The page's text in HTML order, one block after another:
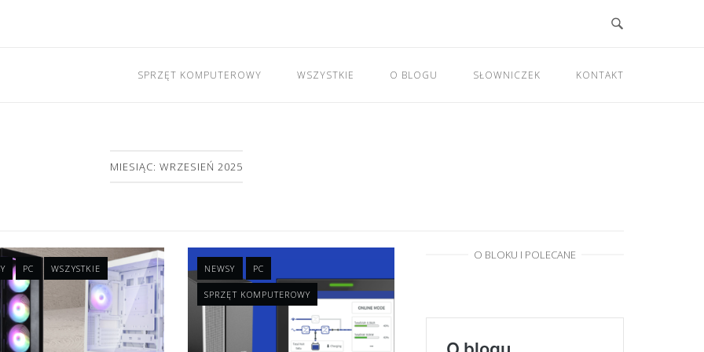
SPRZĘT KOMPUTEROWY WSZYSTKIE O BLOGU SŁOWNICZEK KONTAKT
MIESIĄC: WRZESIEŃ 2025
PC WSZYSTKIE NEWSY PC
SPRZĘT KOMPUTEROWY
O BLOKU I POLECANE